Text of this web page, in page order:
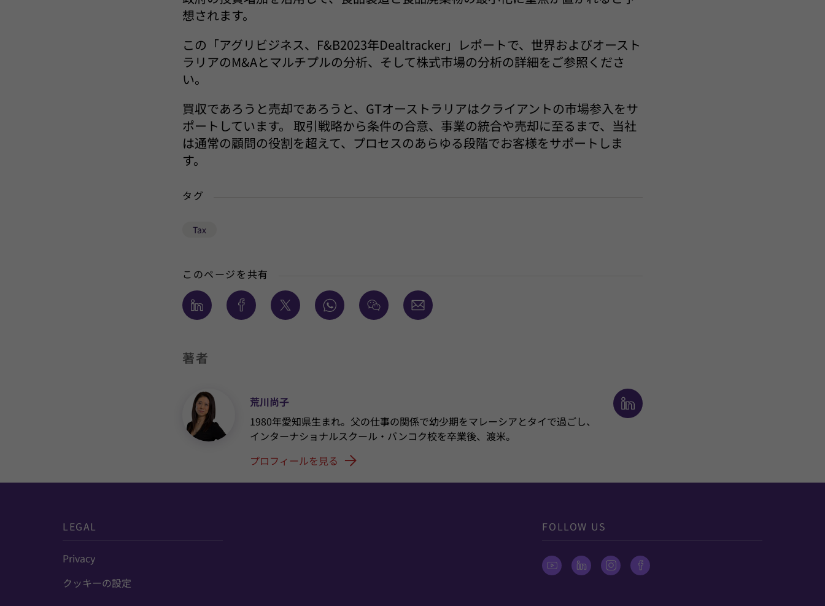
想されます。
この「アグリビジネス、F&B2023年Dealtracker」レポートで、世界およびオースト
ラリアのM&Aとマルチプルの分析、そして株式市場の分析の詳細をご参照くださ
い。
買収であろうと売却であろうと、GTオーストラリアはクライアントの市場参入をサ
ポートしています。 取引戦略から条件の合意、事業の統合や売却に至るまで、当社
は通常の顧問の役割を超えて、プロセスのあらゆる段階でお客様をサポートしま
す。
タグ
Tax
このページを共有
著者
荒川尚子
1980年愛知県生まれ。父の仕事の関係で幼少期をマレーシアとタイで過ごし、
インターナショナルスクール・バンコク校を卒業後、渡米。
プロフィールを見る
LEGAL
Privacy
クッキーの設定
FOLLOW US